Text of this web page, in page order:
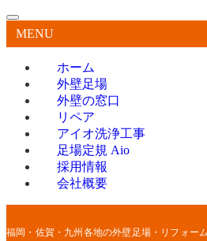
MENU
ホーム
外壁足場
外壁の窓口
リペア
アイオ洗浄工事
足場定規 Aio
採用情報
会社概要
福岡・佐賀・九州各地の外壁足場・リフォー